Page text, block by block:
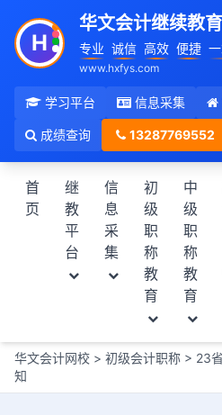
H
华文会计继续教
专业 诚信 高效 便捷
www.hxfys.com
学习平台 信息采集
成绩查询 13287769552
首
页
继
教
平
台
信
息
采
集
初
级
职
称
教
育
中
级
职
称
教
育
华文会计网校 > 初级会计职称 > 23
知